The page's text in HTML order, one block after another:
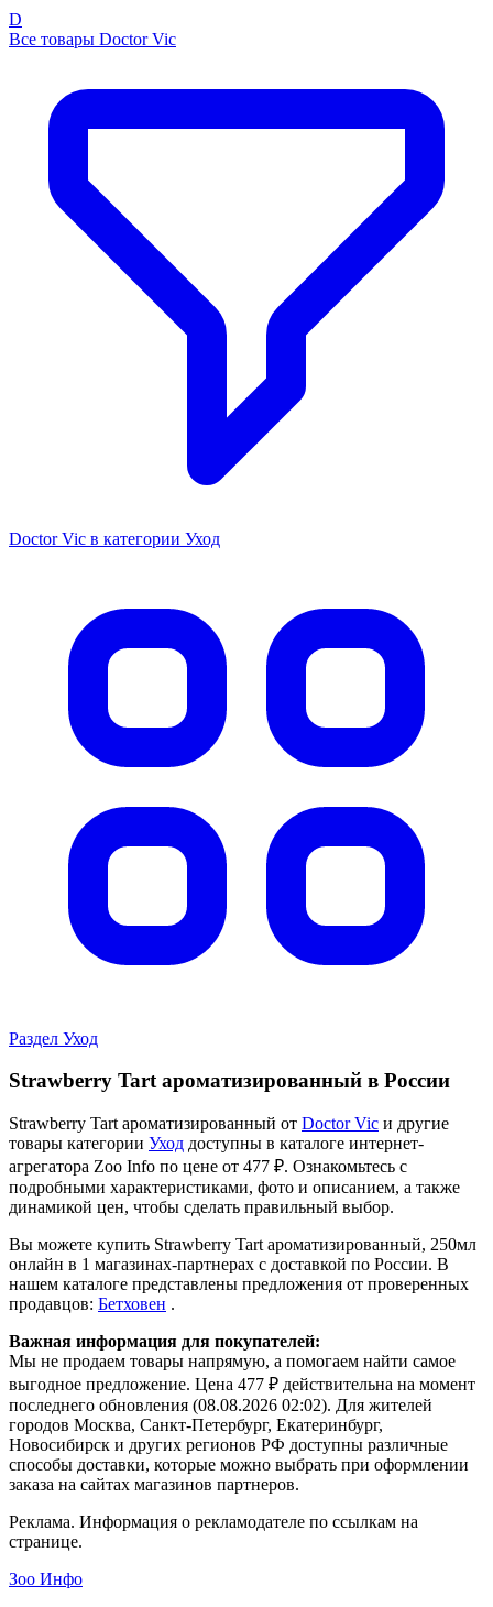
D
Все товары Doctor Vic
Doctor Vic в категории Уход
Раздел Уход
Strawberry Tart ароматизированный в России
Strawberry Tart ароматизированный от Doctor Vic и другие
товары категории Уход доступны в каталоге интернет-
агрегатора Zoo Info по цене от 477 ₽. Ознакомьтесь с
подробными характеристиками, фото и описанием, а также
динамикой цен, чтобы сделать правильный выбор.
Вы можете купить Strawberry Tart ароматизированный, 250мл
онлайн в 1 магазинах-партнерах с доставкой по России. В
нашем каталоге представлены предложения от проверенных
продавцов: Бетховен .
Важная информация для покупателей:
Мы не продаем товары напрямую, а помогаем найти самое
выгодное предложение. Цена 477 ₽ действительна на момент
последнего обновления (08.08.2026 02:02). Для жителей
городов Москва, Санкт-Петербург, Екатеринбург,
Новосибирск и других регионов РФ доступны различные
способы доставки, которые можно выбрать при оформлении
заказа на сайтах магазинов партнеров.
Реклама. Информация о рекламодателе по ссылкам на
странице.
Зоо Инфо